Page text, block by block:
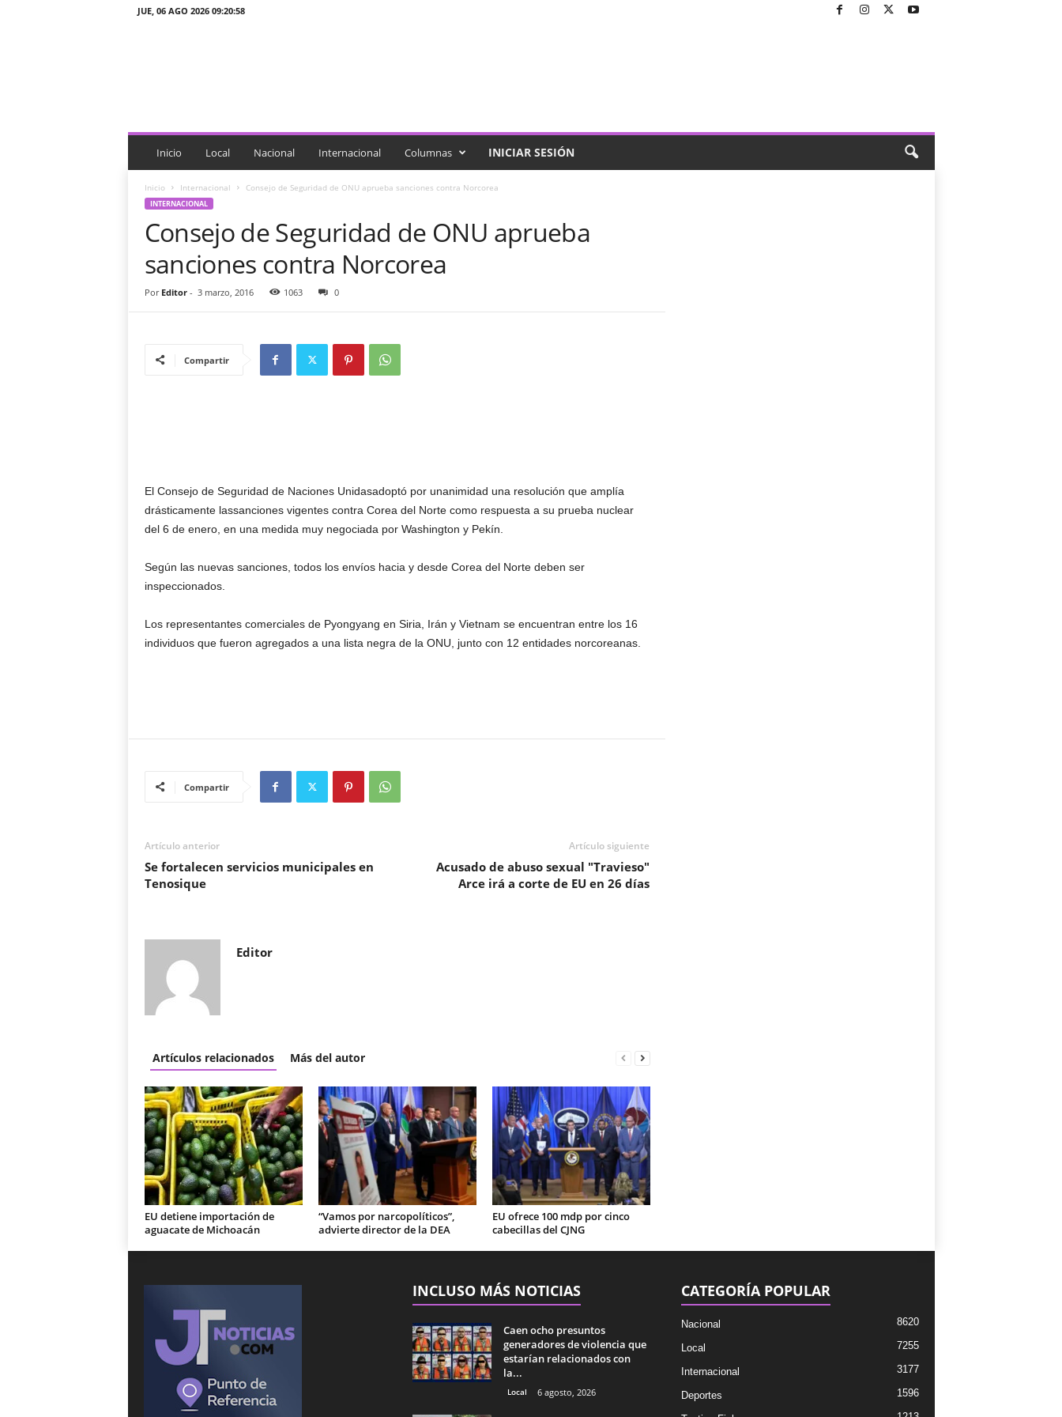
JUE, 06 AGO 2026 09:20:58
c
a
Inicio Local Nacional Internacional Columnas INICIAR SESIÓN
Inicio Internacional Consejo de Seguridad de ONU aprueba sanciones contra Norcorea
INTERNACIONAL
Consejo de Seguridad de ONU aprueba
sanciones contra Norcorea
Por Editor- 3 marzo, 2016 1063 0
Compartir
El Consejo de Seguridad de Naciones Unidasadoptó por unanimidad una resolución que amplía
drásticamente lassanciones vigentes contra Corea del Norte como respuesta a su prueba nuclear
del 6 de enero, en una medida muy negociada por Washington y Pekín.
Según las nuevas sanciones, todos los envíos hacia y desde Corea del Norte deben ser
inspeccionados.
Los representantes comerciales de Pyongyang en Siria, Irán y Vietnam se encuentran entre los 16
individuos que fueron agregados a una lista negra de la ONU, junto con 12 entidades norcoreanas.
Compartir
Artículo anterior
Se fortalecen servicios municipales en
Tenosique
Artículo siguiente
Acusado de abuso sexual "Travieso"
Arce irá a corte de EU en 26 días
Editor
Artículos relacionados Más del autor
EU detiene importación de
aguacate de Michoacán
“Vamos por narcopolíticos”,
advierte director de la DEA
EU ofrece 100 mdp por cinco
cabecillas del CJNG
INCLUSO MÁS NOTICIAS
Caen ocho presuntos
generadores de violencia que
estarían relacionados con
la...
Local 6 agosto, 2026
CATEGORÍA POPULAR
Nacional 8620
Local 7255
Internacional 3177
Deportes 1596